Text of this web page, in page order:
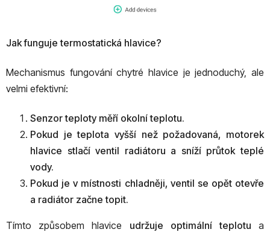
Jak funguje termostatická hlavice?
Mechanismus fungování chytré hlavice je jednoduchý, ale
velmi efektivní:
Senzor teploty měří okolní teplotu.
Pokud je teplota vyšší než požadovaná, motorek
hlavice stlačí ventil radiátoru a sníží průtok teplé
vody.
Pokud je v místnosti chladněji, ventil se opět otevře
a radiátor začne topit.
Tímto způsobem hlavice udržuje optimální teplotu a